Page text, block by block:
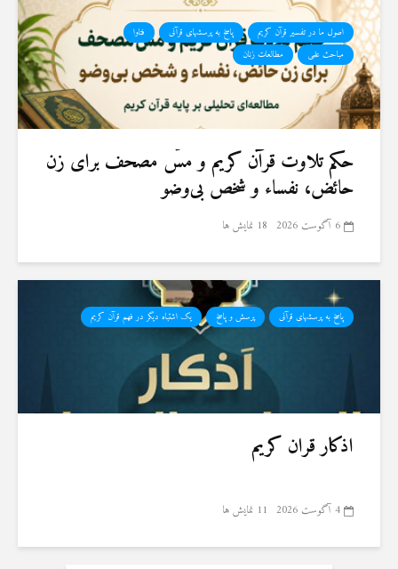
اصول ما در تفسیر قرآن کریم پاسخ به پرسشهای قرآنی
فتاوا
مباحث علمی
مطالعات زنان
حكم تلاوت قرآن كريم و مسّ مصحف برای زن
حائض، نفساء و شخص بی‌وضو
6 آگوست 2026 18 نمایش ها
پاسخ به پرسشهای قرآنی پرسش و پاسخ یک اشتباه دیگر در فهم قرآن کریم
اذکار قران کریم
4 آگوست 2026 11 نمایش ها